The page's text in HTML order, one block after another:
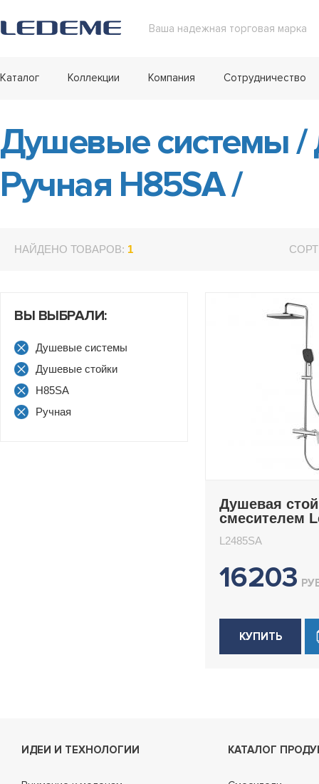
Ваша надежная торговая марка
Каталог Коллекции Компания Сотрудничество
Душевые системы/
Ручная H85SA/
НАЙДЕНО ТОВАРОВ: 1
ВЫ ВЫБРАЛИ:
Душевые системы
Душевые стойки
H85SA
Ручная
Душевая
смесителем
L2485SA
16203
КУПИТЬ
ИДЕИ И ТЕХНОЛОГИИ КАТАЛОГ